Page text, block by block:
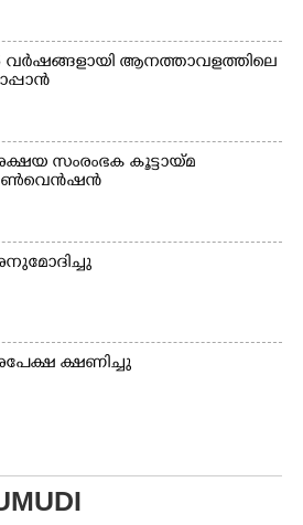
വർഷങ്ങളായി ആനത്താവളത്തിലെ
സംരംഭക കൂട്ടായ്മ
ക്ഷണിച്ചു